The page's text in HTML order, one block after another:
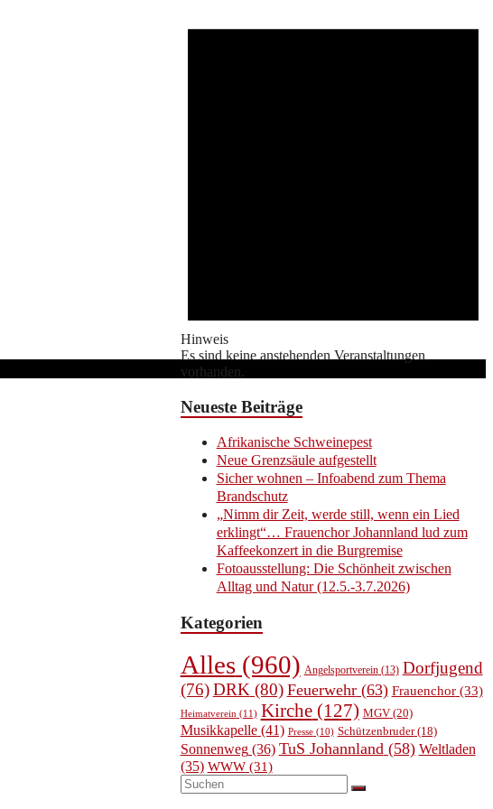
Hinweis
Es sind keine anstehenden Veranstaltungen
vorhanden.
Neueste Beiträge
Afrikanische Schweinepest
Neue Grenzsäule aufgestellt
Sicher wohnen – Infoabend zum Thema
Brandschutz
„Nimm dir Zeit, werde still, wenn ein Lied
erklingt“… Frauenchor Johannland lud zum
Kaffeekonzert in die Burgremise
Fotoausstellung: Die Schönheit zwischen
Alltag und Natur (12.5.-3.7.2026)
Kategorien
Alles(960) Angelsportverein(13) Dorfjugend
(76) DRK (80) Feuerwehr(63) Frauenchor(33)
Heimatverein (11) Kirche(127) MGV(20)
Musikkapelle(41) Presse(10) Schützenbruder(18)
Sonnenweg(36) TuS Johannland (58) Weltladen
(35) WWW(31)